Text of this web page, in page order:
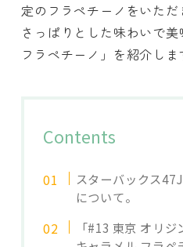
定のフラペチーノをいただ
さっぱりとした味わいで
フラペチーノ」を紹介しま
Contents
スターバックス
について。
「#13 東京 オリ